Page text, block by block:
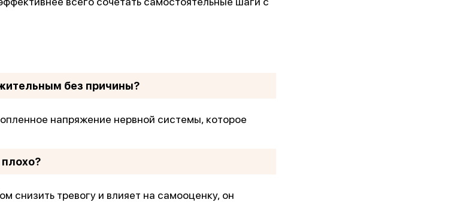
без причины?
напряжение нервной системы, которое
снизить тревогу и влияет на самооценку, он